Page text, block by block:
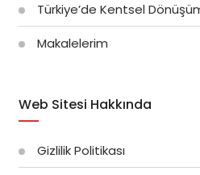
Türkiye’de Kentsel
Makalelerim
Web Sitesi Hakkında
Gizlilik Politikası